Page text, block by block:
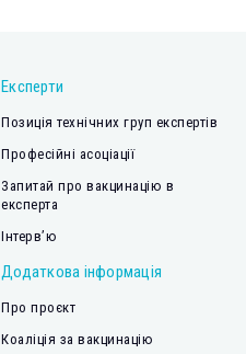
Експерти
Позиція технічних груп експертів
Професійні асоціації
Запитай про вакцинацію в
експерта
Інтерв’ю
Додаткова інформація
Про проєкт
Коаліція за вакцинацію